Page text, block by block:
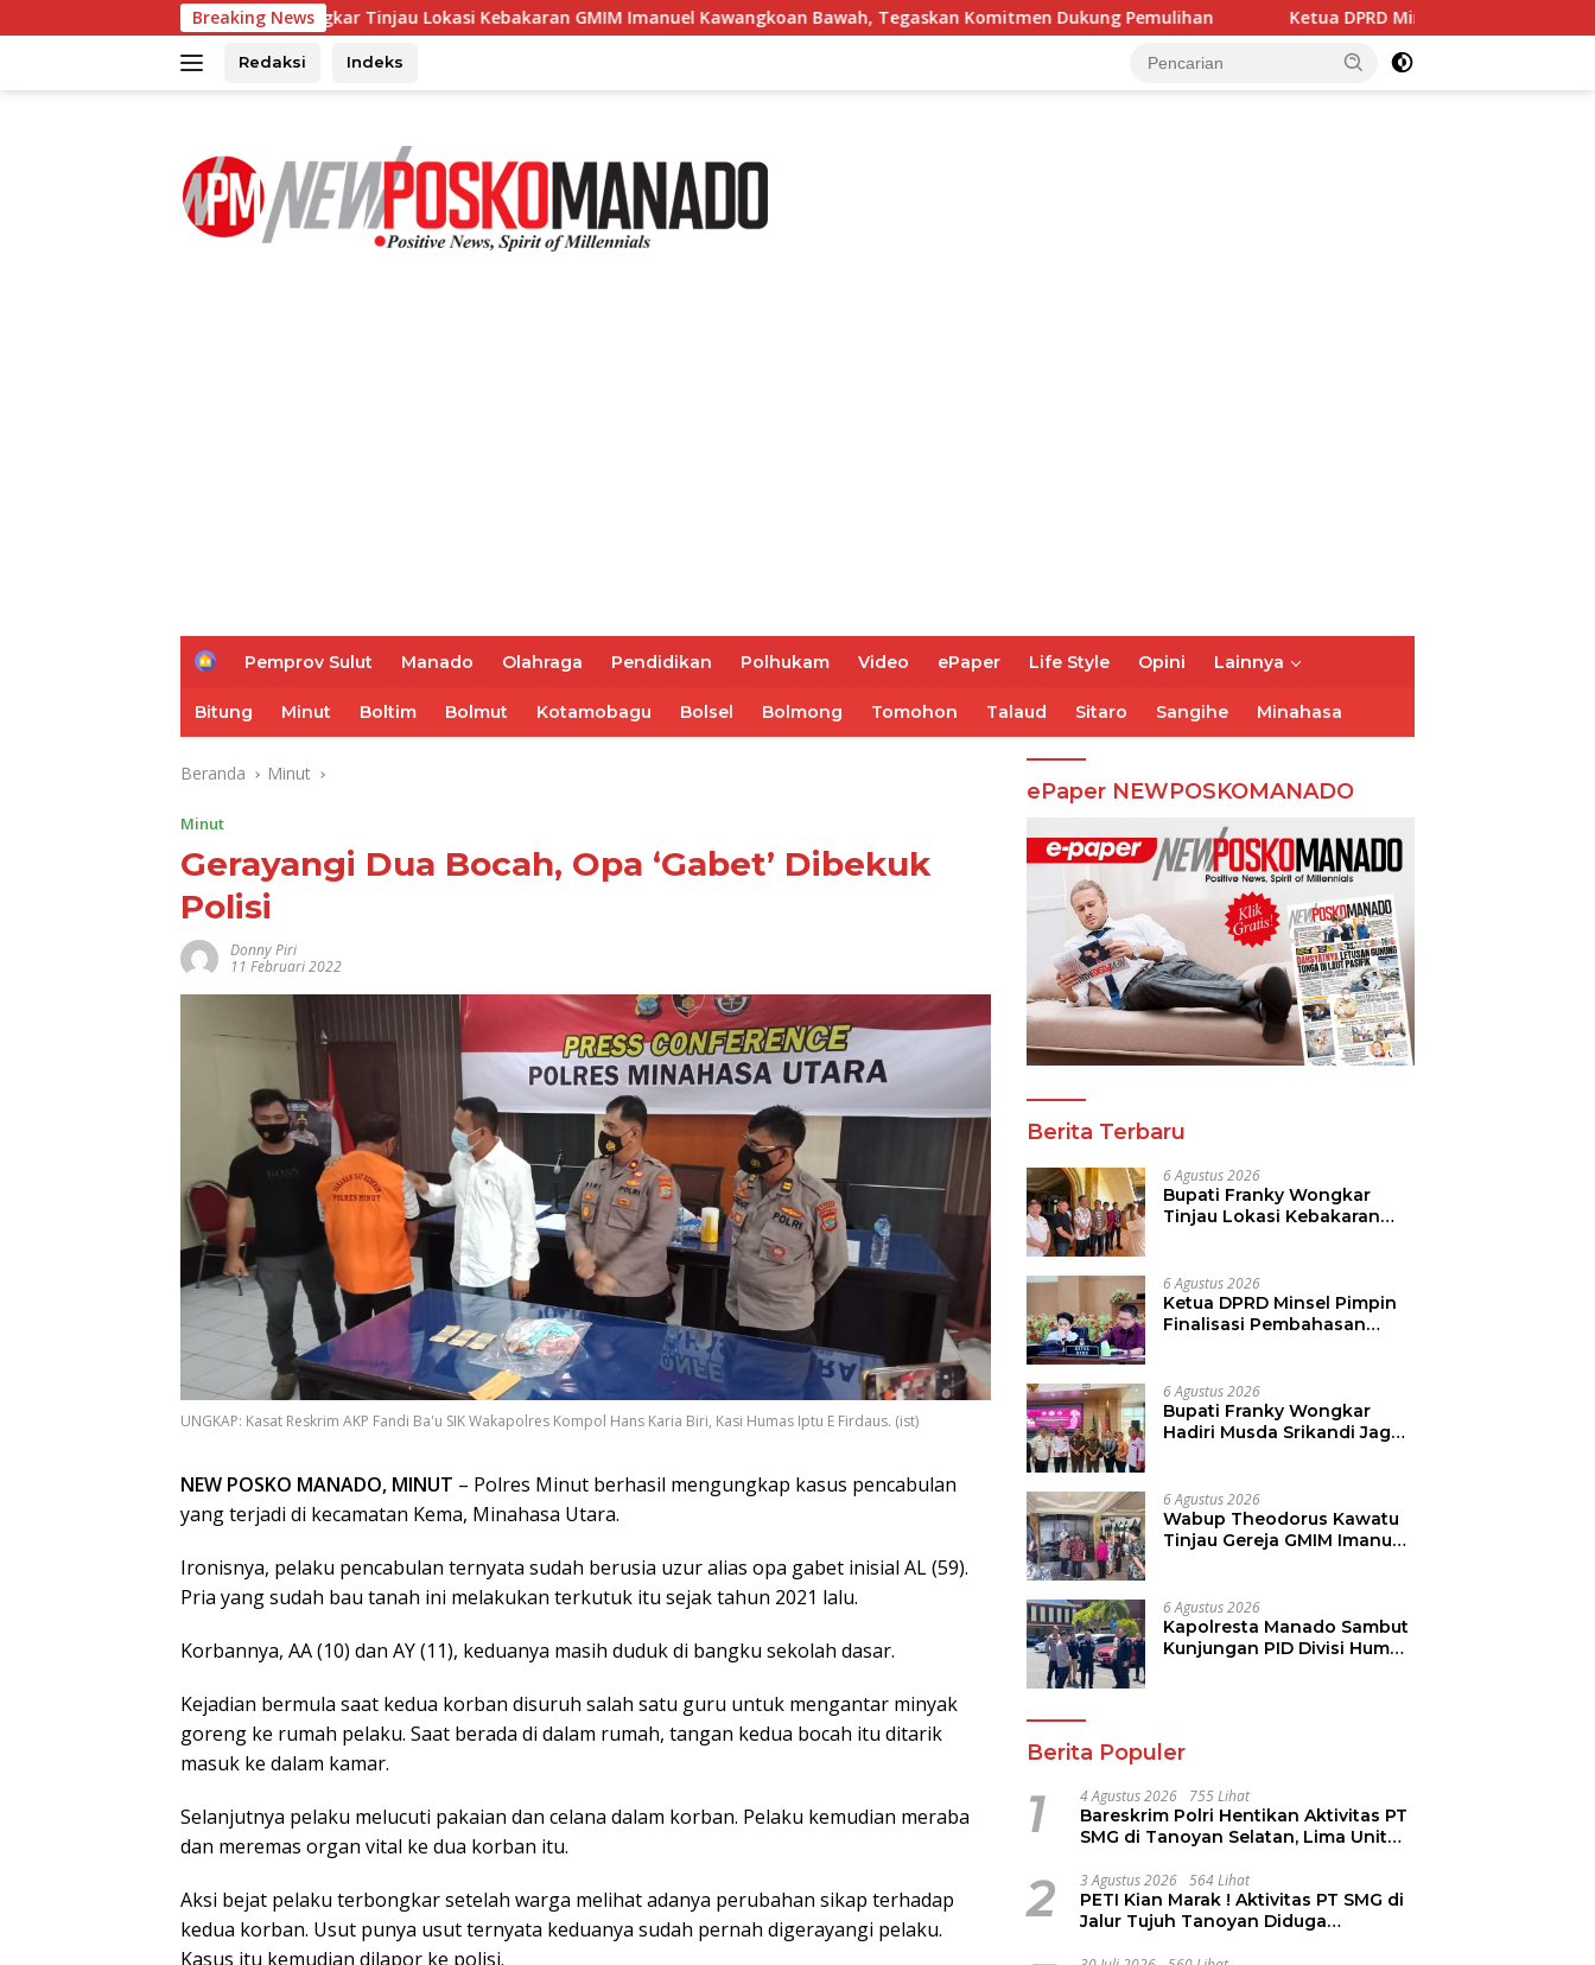
ke
Breaking News
Franky Wongkar Tinjau Lokasi Kebakaran GMIM Imanuel Kawangkoan Bawah, Tegaskan Komitmen Dukung Pemulihan Ketua DPRD Minsel Pimpin Finalisasi Pembahasan Rancangan
Redaksi Indeks
H
e
Pemprov Sulut Manado Olahraga Pendidikan Polhukam Video ePaper Life Style Opini Lainnya
Bitung Minut Boltim Bolmut Kotamobagu Bolsel Bolmong Tomohon Talaud Sitaro Sangihe Minahasa
Beranda Minut
Minut
Gerayangi Dua Bocah, Opa ‘Gabet’ Dibekuk
Polisi
Donny Piri
11 Februari 2022
UNGKAP: Kasat Reskrim AKP Fandi Ba'u SIK Wakapolres Kompol Hans Karia Biri, Kasi Humas Iptu E Firdaus. (ist)
NEW POSKO MANADO, MINUT – Polres Minut berhasil mengungkap kasus pencabulan
yang terjadi di kecamatan Kema, Minahasa Utara.
Ironisnya, pelaku pencabulan ternyata sudah berusia uzur alias opa gabet inisial AL (59).
Pria yang sudah bau tanah ini melakukan terkutuk itu sejak tahun 2021 lalu.
Korbannya, AA (10) dan AY (11), keduanya masih duduk di bangku sekolah dasar.
Kejadian bermula saat kedua korban disuruh salah satu guru untuk mengantar minyak
goreng ke rumah pelaku. Saat berada di dalam rumah, tangan kedua bocah itu ditarik
masuk ke dalam kamar.
Selanjutnya pelaku melucuti pakaian dan celana dalam korban. Pelaku kemudian meraba
dan meremas organ vital ke dua korban itu.
Aksi bejat pelaku terbongkar setelah warga melihat adanya perubahan sikap terhadap
kedua korban. Usut punya usut ternyata keduanya sudah pernah digerayangi pelaku.
Kasus itu kemudian dilapor ke polisi.
ePaper NEWPOSKOMANADO
Berita Terbaru
6 Agustus 2026
Bupati Franky Wongkar
Tinjau Lokasi Kebakaran
Komitmen Dukung
Pemulihan
6 Agustus 2026
Ketua DPRD Minsel Pimpin
Finalisasi Pembahasan
6 Agustus 2026
Bupati Franky Wongkar
Hadiri Musda Srikandi Jaga
6 Agustus 2026
Wabup Theodorus Kawatu
Tinjau Gereja GMIM Imanuel
Dukungan bagi Jemaat
6 Agustus 2026
Kapolresta Manado Sambut
Kunjungan PID Divisi Humas
Berita Populer
1 4 Agustus 2026 755 Lihat
Bareskrim Polri Hentikan Aktivitas PT
SMG di Tanoyan Selatan, Lima Unit
2 3 Agustus 2026 564 Lihat
PETI Kian Marak ! Aktivitas PT SMG di
Jalur Tujuh Tanoyan Diduga